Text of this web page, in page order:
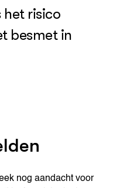
het risico
besmet in
nog aandacht voor